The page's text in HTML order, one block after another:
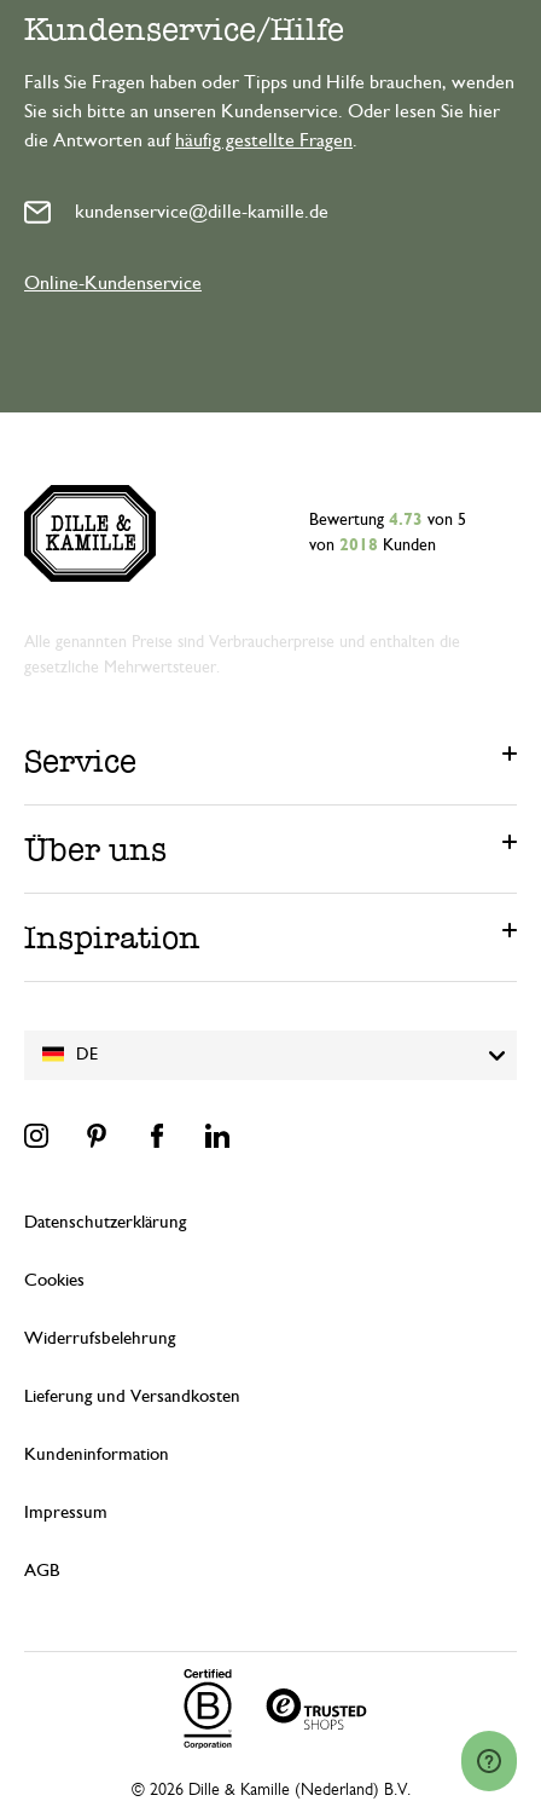
Kundenservice/Hilfe
Falls Sie Fragen haben oder Tipps und Hilfe brauchen, wenden
Sie sich bitte an unseren Kundenservice. Oder lesen Sie hier
die Antworten auf häufig gestellte Fragen
kundenservice@dille-kamille.de
Online-Kundenservice
DE
Bewertung 4.73 von 5
von 2018 Kunden
Alle genannten Preise sind Verbraucherpreise und enthalten die
gesetzliche Mehrwertsteuer.
Service
Über uns
Inspiration
Datenschutzerklärung
Cookies
Widerrufsbelehrung
Lieferung und Versandkosten
Kundeninformation
Impressum
AGB
© 2026 Dille & Kamille (Nederland) B.V.